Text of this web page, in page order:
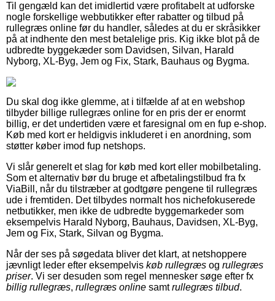
Til gengæld kan det imidlertid være profitabelt at udforske
nogle forskellige webbutikker efter rabatter og tilbud på
rullegræs online før du handler, således at du er skråsikker
på at indhente den mest betalelige pris. Kig ikke blot på de
udbredte byggekæder som Davidsen, Silvan, Harald
Nyborg, XL-Byg, Jem og Fix, Stark, Bauhaus og Bygma.
Du skal dog ikke glemme, at i tilfælde af at en webshop
tilbyder billige rullegræs online for en pris der er enormt
billig, er det undertiden være et faresignal om en fup e-shop.
Køb med kort er heldigvis inkluderet i en anordning, som
støtter køber imod fup netshops.
Vi slår generelt et slag for køb med kort eller mobilbetaling.
Som et alternativ bør du bruge et afbetalingstilbud fra fx
ViaBill, når du tilstræber at godtgøre pengene til rullegræs
ude i fremtiden. Det tilbydes normalt hos nichefokuserede
netbutikker, men ikke de udbredte byggemarkeder som
eksempelvis Harald Nyborg, Bauhaus, Davidsen, XL-Byg,
Jem og Fix, Stark, Silvan og Bygma.
Når der ses på søgedata bliver det klart, at netshoppere
jævnligt leder efter eksempelvis køb rullegræs og rullegræs
priser. Vi ser desuden som regel mennesker søge efter fx
billig rullegræs, rullegræs online samtrullegræs tilbud.